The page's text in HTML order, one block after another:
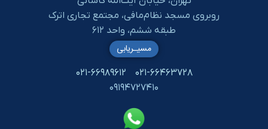
روبروی مسجد نظام‌مافی، مجتمع تجاری اترک
طبقه ششم، واحد ۶۱۲
۰۲۱-۶۶۴۶۳۷۲۸
۰۲۱-۶۶۹۸۹۶۱۲
۰۹۱۹۴۷۲۷۴۱۰
مسیـریابی